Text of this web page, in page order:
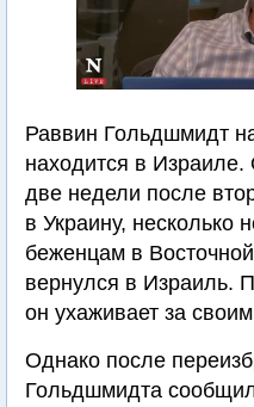
Раввин Гольдшмидт
находится в
две недели после
в Украину, несколько
беженцам в
вернулся в Израиль.
он ухаживает за
Однако после
Гольдшмидта